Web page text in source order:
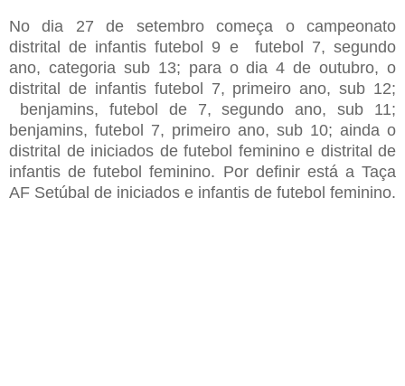
Nodia 27 de setembrocomeça o campeonato
distrital de infantis futebol 9 e futebol 7, segundo
ano, categoria sub 13; para o dia 4 de outubro, o
distrital de infantis futebol 7, primeiro ano, sub 12;
benjamins, futebol de 7, segundo ano, sub 11;
benjamins, futebol 7, primeiro ano, sub 10; ainda o
distrital de iniciados de futebol femininoe distrital de
infantis de futebol feminino. Por definir está a Taça
AF Setúbal de iniciados e infantis de futebol feminino.